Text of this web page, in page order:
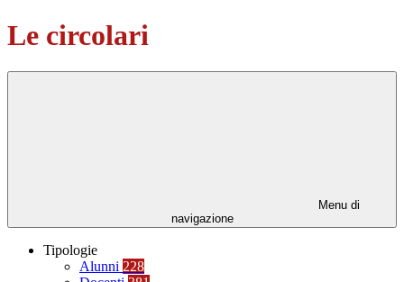
Le circolari
Menu di
navigazione
Tipologie
Alunni 228